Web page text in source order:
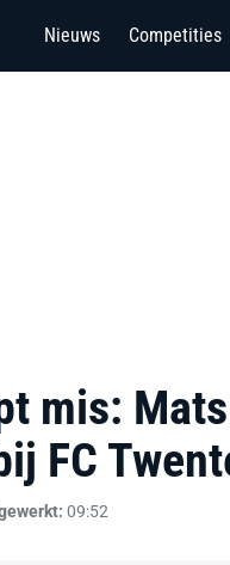
Nieuws Competities
mis:
FC
09:52